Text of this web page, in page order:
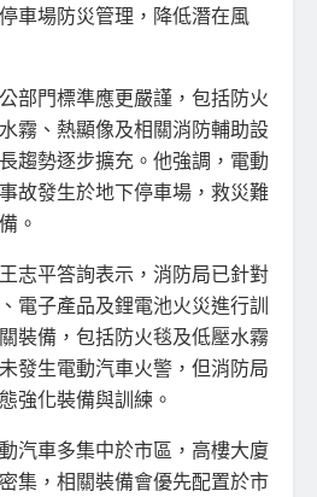
車場防災管理，降低潛在風
部門標準應更嚴謹，包括防火
霧、熱顯像及相關消防輔助設
趨勢逐步擴充。他強調，電動
故發生於地下停車場，救災難
。
志平答詢表示，消防局已針對
電子產品及鋰電池火災進行訓
裝備，包括防火毯及低壓水霧
發生電動汽車火警，但消防局
強化裝備與訓練。
汽車多集中於市區，高樓大廈
集，相關裝備會優先配置於市